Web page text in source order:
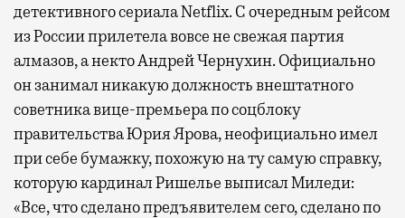
детективного сериала Netflix. С очередным рейсом
из России прилетела вовсе не свежая партия
алмазов, а некто Андрей Чернухин. Официально
он занимал никакую должность внештатного
советника вице-премьера по соцблоку
правительства Юрия Ярова, неофициально имел
при себе бумажку, похожую на ту самую справку,
которую кардинал Ришелье выписал Миледи:
«Все, что сделано предъявителем сего, сделано по